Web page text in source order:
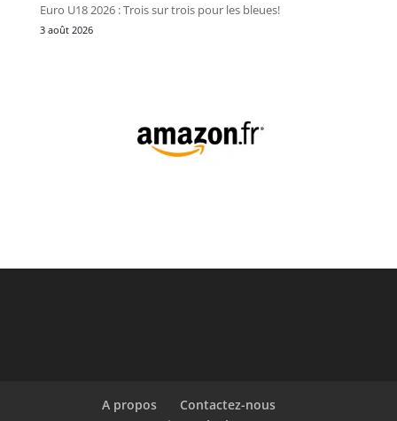
Euro U18 2026 : Trois sur trois pour les bleues!
3 août 2026
A propos
Contactez-nous